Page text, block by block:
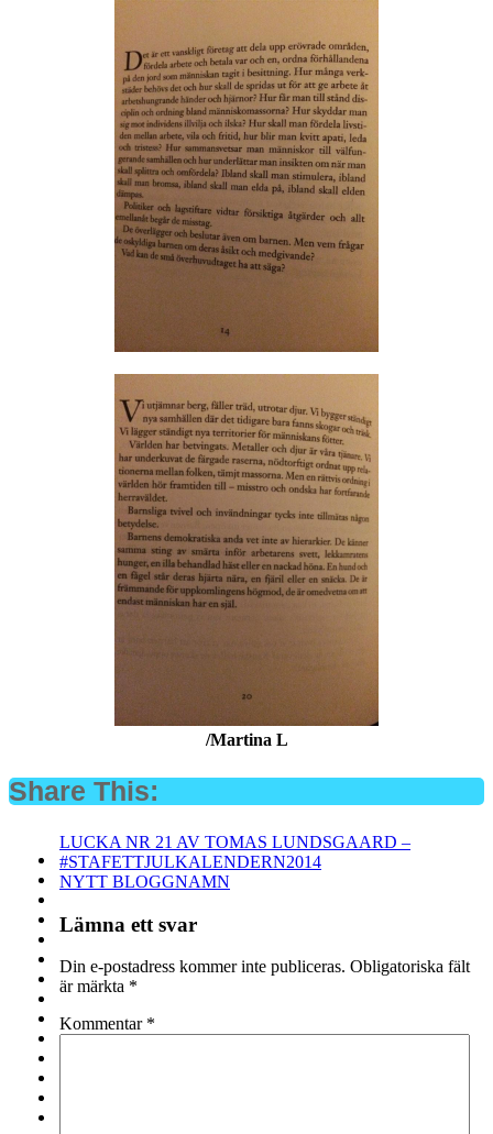
/Martina L
Share This:
Inläggsnavigering
LUCKA NR 21 AV TOMAS LUNDSGAARD –
#STAFETTJULKALENDERN2014
NYTT BLOGGNAMN
Lämna ett svar
Din e-postadress kommer inte publiceras. Obligatoriska fält
är märkta *
Kommentar *